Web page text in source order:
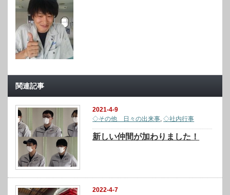
関連記事
2021-4-9
◇その他 日々の出来事,◇社内行事
新しい仲間が加わりました！
2022-4-7